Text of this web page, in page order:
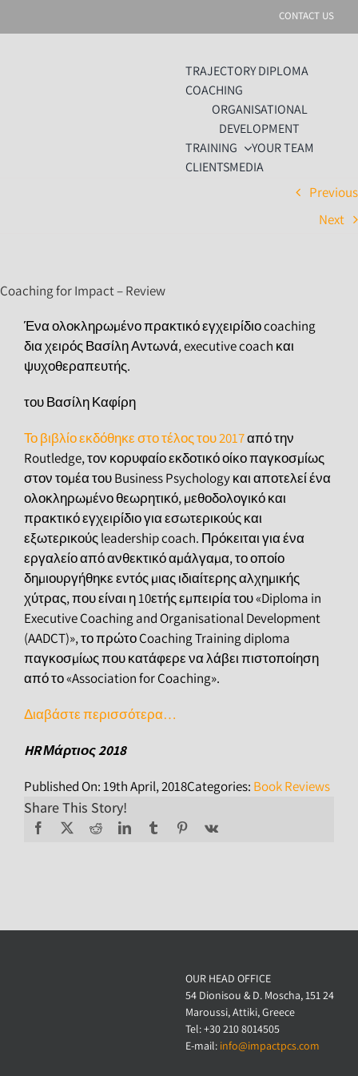
CONTACT US
TRAJECTORY DIPLOMA
COACHING
ORGANISATIONAL
DEVELOPMENT
TRAINING
YOUR TEAM
CLIENTSMEDIA
Previous
Next
Coaching for Impact – Review
Ένα ολοκληρωµένο πρακτικό εγχειρίδιο coaching
δια χειρός Βασίλη Αντωνά, executive coach και
ψυχοθεραπευτής.
του Βασίλη Καφίρη
Το βιβλίο εκδόθηκε στο τέλος του 2017από την
Routledge, τον κορυφαίο εκδοτικό οίκο παγκοσµίως
στον τοµέα του Business Psychology και αποτελεί ένα
ολοκληρωµένο θεωρητικό, µεθοδολογικό και
πρακτικό εγχειρίδιο για εσωτερικούς και
εξωτερικούς leadership coach. Πρόκειται για ένα
εργαλείο από ανθεκτικό αµάλγαµα, το οποίο
δηµιουργήθηκε εντός µιας ιδιαίτερης αλχηµικής
χύτρας, που είναι η 10ετής εµπειρία του «Diploma in
Executive Coaching and Organisational Development
(AADCT)», το πρώτο Coaching Training diploma
παγκοσµίως που κατάφερε να λάβει πιστοποίηση
από το «Association for Coaching».
Διαβάστε περισσότερα…
HR Μάρτιος 2018
Published On: 19th April, 2018Categories: Book Reviews
Share This Story!
OUR HEAD OFFICE
54 Dionisou & D. Moscha, 151 24
Maroussi, Attiki, Greece
Tel: +30 210 8014505
E-mail: info@impactpcs.com